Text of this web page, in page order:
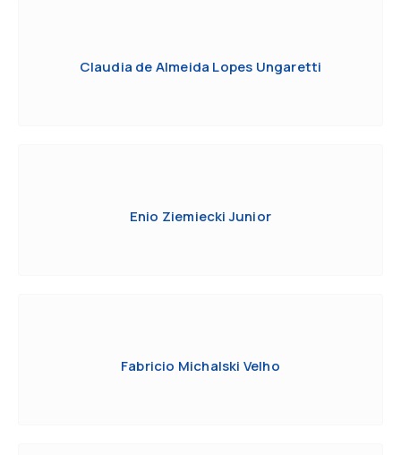
Claudia de Almeida Lopes Ungaretti
Enio Ziemiecki Junior
Fabricio Michalski Velho